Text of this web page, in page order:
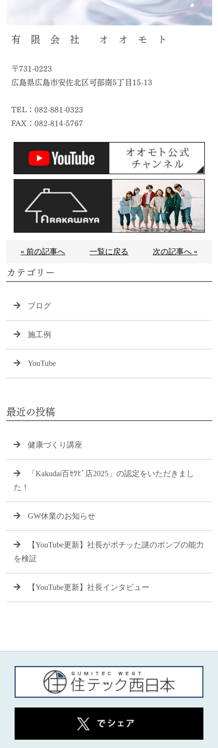
有 限 会 社 オ オ モ ト
〒731-0223
広島県広島市安佐北区可部南5丁目15-13
TEL：082-881-0323
FAX：082-814-5767
« 前の記事へ 一覧に戻る 次の記事へ »
カテゴリー
ブログ
施工例
YouTube
最近の投稿
健康づくり講座
「Kakudai百ｾﾂﾋﾞ店2025」の認定をいただきまし
た！
GW休業のお知らせ
【YouTube更新】社長がポチッた謎のポンプの能力
を検証
【YouTube更新】社長インタビュー